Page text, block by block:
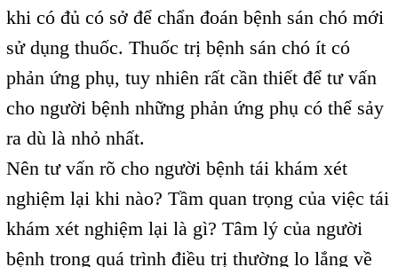
khi có đủ có sở để chẩn đoán bệnh sán chó mới
sử dụng thuốc. Thuốc trị bệnh sán chó ít có
phản ứng phụ, tuy nhiên rất cần thiết để tư vấn
cho người bệnh những phản ứng phụ có thể sảy
ra dù là nhỏ nhất.
Nên tư vấn rõ cho người bệnh tái khám xét
nghiệm lại khi nào? Tầm quan trọng của việc tái
khám xét nghiệm lại là gì? Tâm lý của người
bệnh trong quá trình điều trị thường lo lắng về